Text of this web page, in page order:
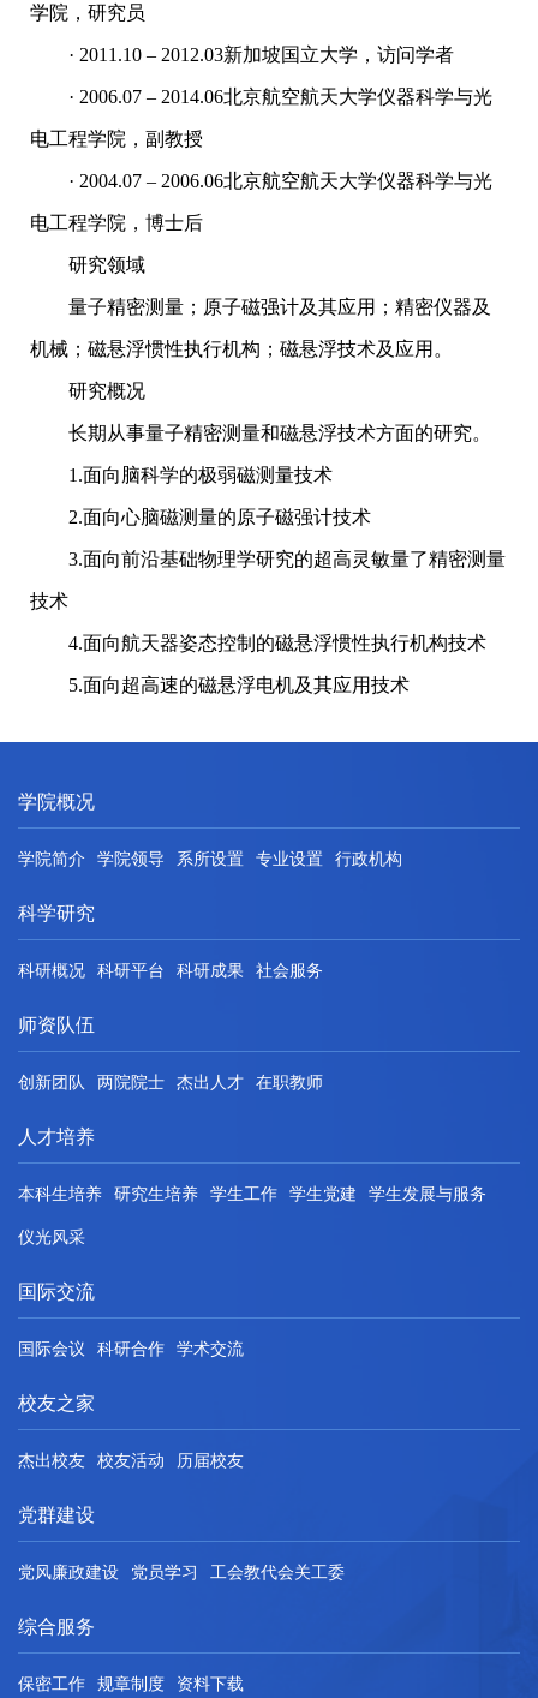
学院，研究员
· 2011.10 – 2012.03新加坡国立大学，访问学者
· 2006.07 – 2014.06北京航空航天大学仪器科学与光
电工程学院，副教授
· 2004.07 – 2006.06北京航空航天大学仪器科学与光
电工程学院，博士后
研究领域
量子精密测量；原子磁强计及其应用；精密仪器及
机械；磁悬浮惯性执行机构；磁悬浮技术及应用。
研究概况
长期从事量子精密测量和磁悬浮技术方面的研究。
1.面向脑科学的极弱磁测量技术
2.面向心脑磁测量的原子磁强计技术
3.面向前沿基础物理学研究的超高灵敏量了精密测量
技术
4.面向航天器姿态控制的磁悬浮惯性执行机构技术
5.面向超高速的磁悬浮电机及其应用技术
学院概况
学院简介 学院领导 系所设置 专业设置 行政机构
科学研究
科研概况 科研平台 科研成果 社会服务
师资队伍
创新团队 两院院士 杰出人才 在职教师
人才培养
本科生培养 研究生培养 学生工作 学生党建 学生发展与服务
仪光风采
国际交流
国际会议 科研合作 学术交流
校友之家
杰出校友 校友活动 历届校友
党群建设
党风廉政建设 党员学习 工会教代会关工委
综合服务
保密工作 规章制度 资料下载